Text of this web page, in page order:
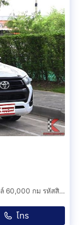
Toyota Revo 2.8 Entry ตู้ทึบแอร์หลัง 1.80ม. ปี 2022 ไมล์ 60,000 กม รหัสสินค้า HBDC
โทร